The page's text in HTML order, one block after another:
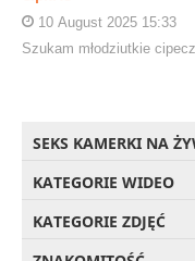
10 August 2025 15:33
Szukam młodziutkie
SEKS KAMERKI NA
KATEGORIE WIDEO
KATEGORIE ZDJĘĆ